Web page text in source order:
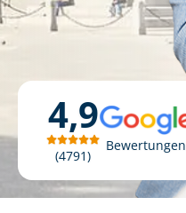
4,9
4791
Bewertungen